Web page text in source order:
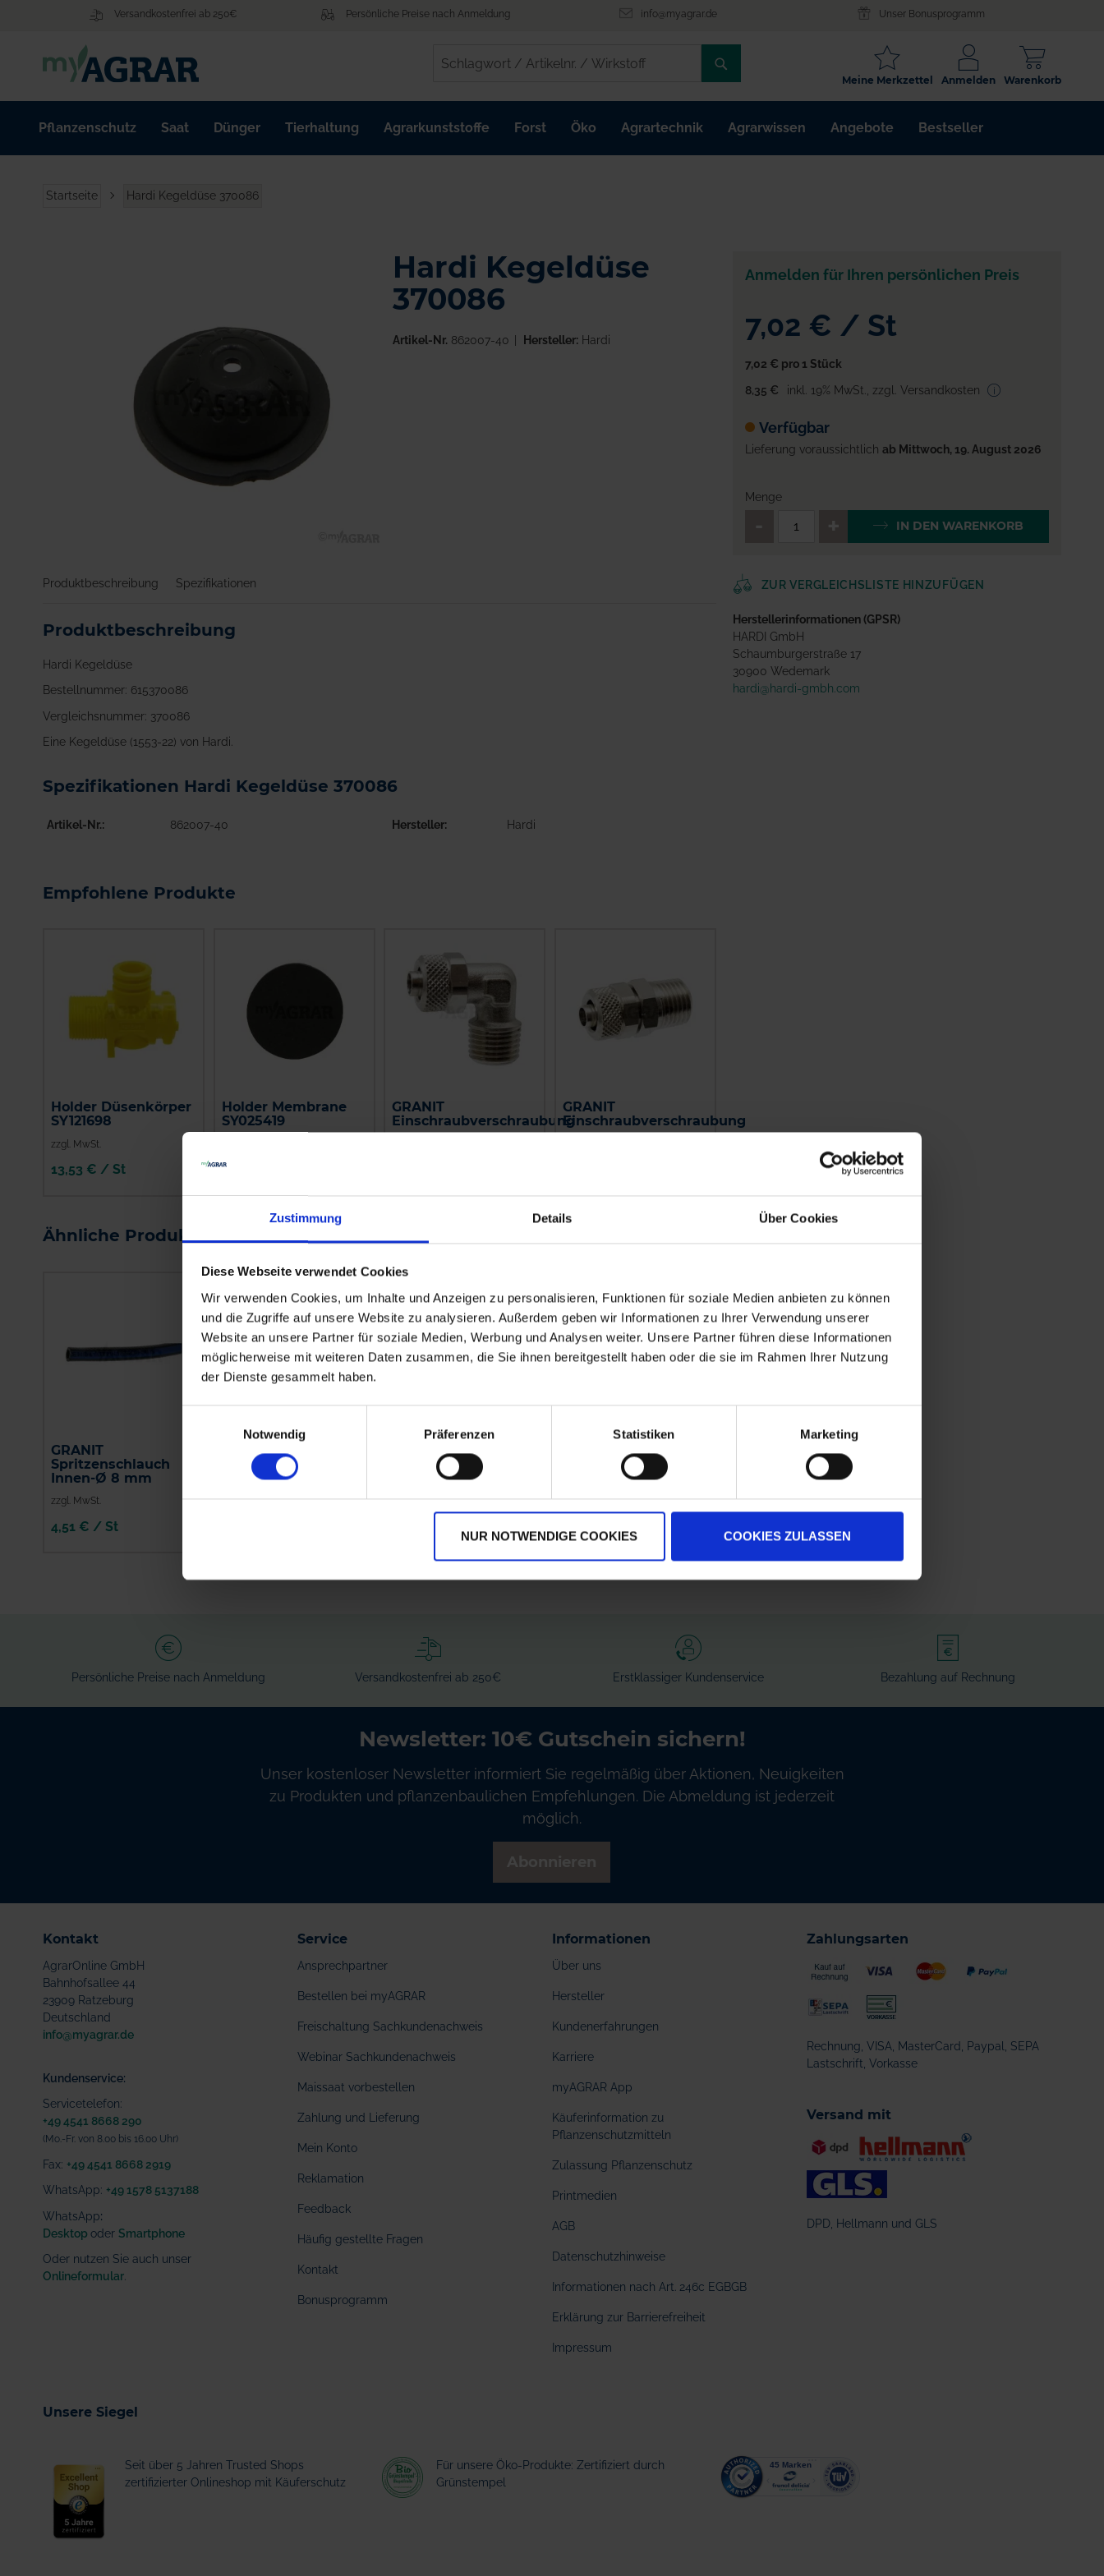
Zustimmung Details Über Cookies
Diese Webseite verwendet Cookies
Wir verwenden Cookies, um Inhalte und Anzeigen zu personalisieren, Funktionen für soziale Medien anbieten zu können
und die Zugriffe auf unsere Website zu analysieren. Außerdem geben wir Informationen zu Ihrer Verwendung unserer
Website an unsere Partner für soziale Medien, Werbung und Analysen weiter. Unsere Partner führen diese Informationen
möglicherweise mit weiteren Daten zusammen, die Sie ihnen bereitgestellt haben oder die sie im Rahmen Ihrer Nutzung
der Dienste gesammelt haben.
Notwendig
Präferenzen Statistiken Marketing
NUR NOTWENDIGE COOKIES COOKIES ZULASSEN
Versandkostenfrei ab 250€ Persönliche Preise nach Anmeldung info@myagrar.de Unser Bonusprogramm
/
ARTIKELNR.
/
Warenkorb
Anmelden
Meine Merkzettel
Pflanzenschutz Saat Dünger Tierhaltung Agrarkunststoffe Forst Öko Agrartechnik Agrarwissen Angebote Bestseller
Startseite Hardi Kegeldüse 370086
der
springen
Hardi Kegeldüse
370086
Artikel-Nr. 862007-40 Hersteller:Hardi
Produktbeschreibung Spezifikationen
Produktbeschreibung
Hardi Kegeldüse
Bestellnummer: 615370086
Vergleichsnummer: 370086
Eine Kegeldüse (1553-22) von Hardi.
Spezifikationen Hardi Kegeldüse 370086
Artikel-Nr. 862007-40 Hersteller Hardi
Empfohlene Produkte
Holder Düsenkörper
SY121698
zzgl. MwSt.
13,53 € / St
Holder Membrane
SY025419
4,70 € / St
IN DEN
WARENKORB
GRANIT
Einschraubverschraubung
IN DEN
GRANIT
Einschraubverschraubung
IN DEN
Ähnliche Produkte
GRANIT
Spritzenschlauch
Innen-Ø 8 mm
zzgl. MwSt.
4,51 € / St
Amazone Schlauch, 1
Meter
zzgl. MwSt.
Amazone
Alternativhahn
7206300
zzgl. MwSt.
IN DEN
Kverneland
Filterhahn kpl.
zzgl. MwSt.
IN DEN
Anmelden für Ihren persönlichen Preis
7,02 € / St
7,02 € pro 1 Stück
8,35 €
inkl. 19% MwSt. zzgl. Versandkosten
Verfügbar
Lieferung voraussichtlich ab Mittwoch, 19. August 2026
Menge
QTY_CONTROL_DECREASE
IN DEN WARENKORB
ZUR VERGLEICHSLISTE HINZUFÜGEN
Herstellerinformationen (GPSR)
HARDI GmbH
Schaumburgerstraße 17
30900 Wedemark
hardi@hardi-gmbh.com
Persönliche Preise nach Anmeldung Versandkostenfrei ab 250€ Erstklassiger Kundenservice Bezahlung auf Rechnung
Newsletter: 10€ Gutschein sichern!
Unser kostenloser Newsletter informiert Sie regelmäßig über Aktionen, Neuigkeiten
zu Produkten und pflanzenbaulichen Empfehlungen. Die Abmeldung ist jederzeit
möglich.
Kontakt
AgrarOnline GmbH
Bahnhofsallee 44
23909 Ratzeburg
Deutschland
info@myagrar.de
Kundenservice:
Servicetelefon:
+49 4541 8668 290
(Mo.-Fr. von 8.00 bis 16.00 Uhr)
Fax: +49 4541 8668 2919
WhatsApp: +49 1578 5137188
WhatsApp:
Desktop oder Smartphone
Oder nutzen Sie auch unser
Onlineformular
Service
Ansprechpartner
Bestellen bei myAGRAR
Freischaltung Sachkundenachweis
Webinar Sachkundenachweis
Maissaat vorbestellen
Zahlung und Lieferung
Mein Konto
Reklamation
Feedback
Häufig gestellte Fragen
Kontakt
Bonusprogramm
Informationen
Über uns
Hersteller
Kundenerfahrungen
Karriere
myAGRAR App
Käuferinformation zu
Pflanzenschutzmitteln
Zulassung Pflanzenschutz
Printmedien
AGB
Datenschutzhinweise
Informationen nach Art. 246c EGBGB
Erklärung zur Barrierefreiheit
Impressum
Zahlungsarten
Rechnung, VISA, MasterCard, Paypal, SEPA
Lastschrift, Vorkasse
Versand mit
DPD, Hellmann und GLS
Unsere Siegel
Seit über 5 Jahren Trusted Shops
zertifizierter Onlineshop mit Käuferschutz
Für unsere Öko-Produkte: Zertifiziert durch
Grünstempel